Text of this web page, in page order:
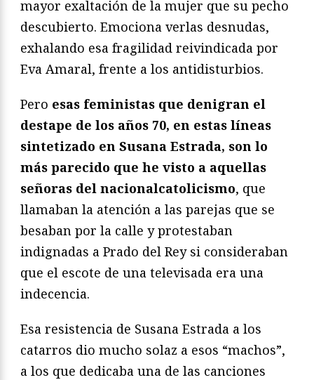
mayor exaltación de la mujer que su pecho
descubierto. Emociona verlas desnudas,
exhalando esa fragilidad reivindicada por
Eva Amaral, frente a los antidisturbios.
Pero esas feministas que denigran el
destape de los años 70, en estas líneas
sintetizado en Susana Estrada, son lo
más parecido que he visto a aquellas
señoras del nacionalcatolicismo, que
llamaban la atención a las parejas que se
besaban por la calle y protestaban
indignadas a Prado del Rey si consideraban
que el escote de una televisada era una
indecencia.
Esa resistencia de Susana Estrada a los
catarros dio mucho solaz a esos “machos”,
a los que dedicaba una de las canciones